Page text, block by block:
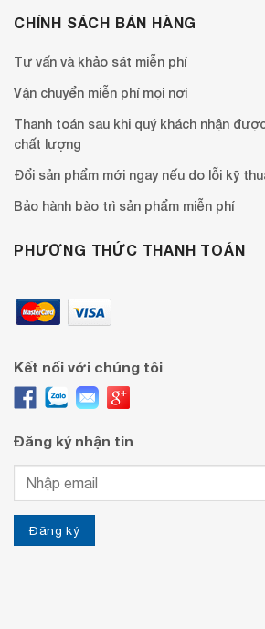
CHÍNH SÁCH BÁN HÀNG
Tư vấn và khảo sát miễn phí
Vận chuyển miễn phí mọi nơi
Thanh toán sau khi quý khách nhận
chất lượng
Đổi sản phẩm mới ngay nếu do lỗi kỹ
Bảo hành bào trì sản phẩm miễn phí
PHƯƠNG THỨC THANH TOÁN
Kết nối với chúng tôi
Đăng ký nhận tin